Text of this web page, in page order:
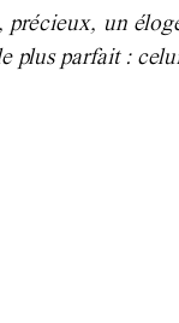
un
plus parfait :